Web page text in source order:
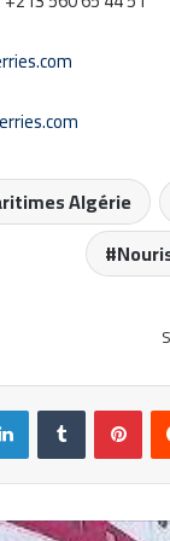
Algérie